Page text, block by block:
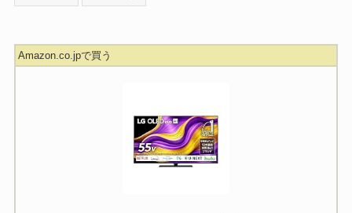
Amazon.co.jpで買う